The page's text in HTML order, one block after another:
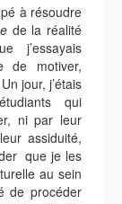
à résoudre
de la réalité
j’essayais
de motiver,
jour, j’étais
qui
ni par leur
assiduité,
que je les
au sein
de procéder